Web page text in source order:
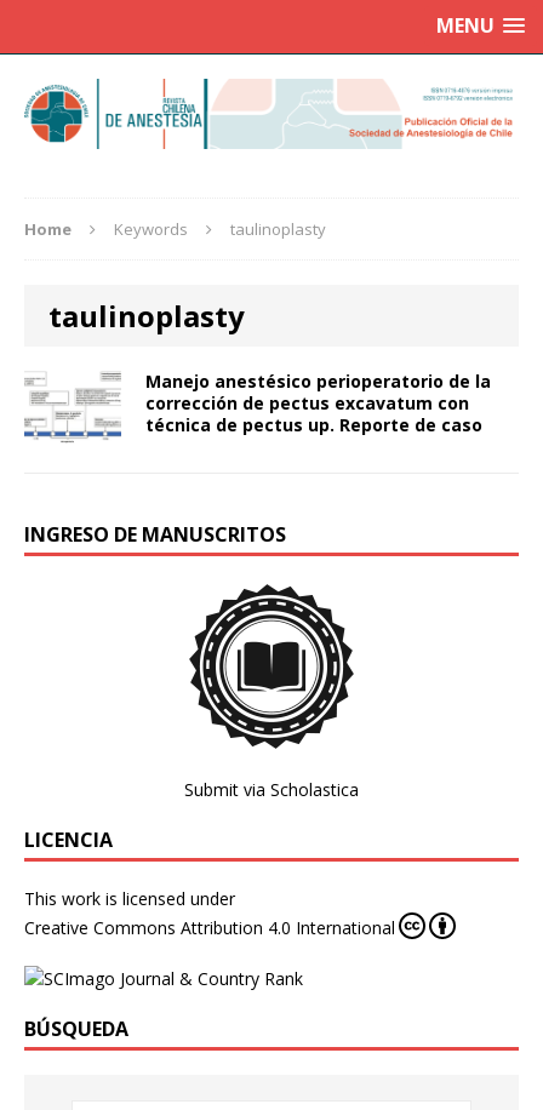
MENU
Home Keywords taulinoplasty
taulinoplasty
Manejo anestésico perioperatorio de la
corrección de pectus excavatum con
técnica de pectus up. Reporte de caso
INGRESO DE MANUSCRITOS
Submit via Scholastica
LICENCIA
This work is licensed under
Creative Commons Attribution 4.0 International
BÚSQUEDA